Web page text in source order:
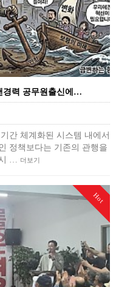
경력 공무원출신에…
간 체계화된 시스템 내에서
정책보다는 기존의 관행을
… 더보기
Hot